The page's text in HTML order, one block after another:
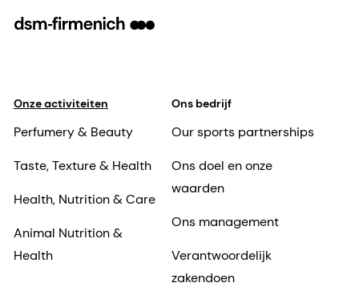
Onze activiteiten
Perfumery & Beauty
Taste, Texture & Health
Health, Nutrition & Care
Animal Nutrition &
Health
Ons bedrijf
Our sports partnerships
Ons doel en onze
waarden
Ons management
Verantwoordelijk
zakendoen